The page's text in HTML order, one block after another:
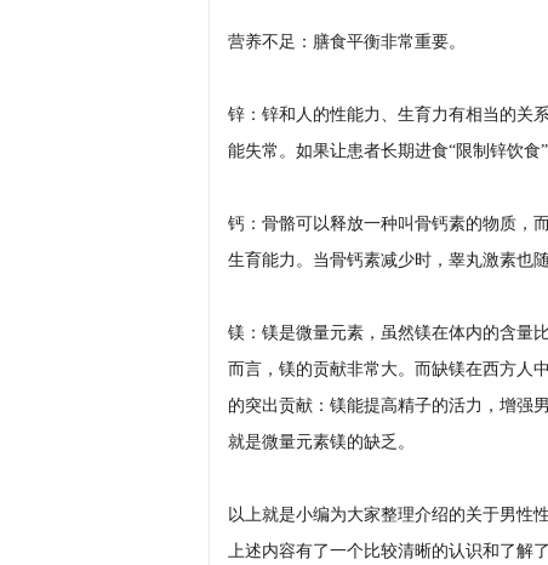
营养不足：膳食平衡非常重要。
锌：锌和人的性能力、生育力有相当的关
能失常。如果让患者长期进食“限制锌饮食
钙：骨骼可以释放一种叫骨钙素的物质，
生育能力。当骨钙素减少时，睾丸激素也
镁：镁是微量元素，虽然镁在体内的含量
而言，镁的贡献非常大。而缺镁在西方人
的突出贡献：镁能提高精子的活力，增强
就是微量元素镁的缺乏。
以上就是小编为大家整理介绍的关于男性
上述内容有了一个比较清晰的认识和了解